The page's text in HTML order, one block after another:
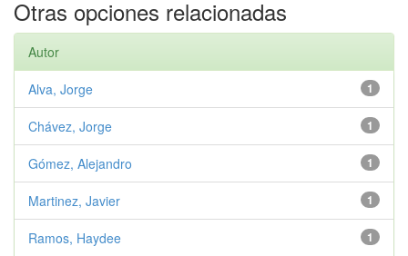
Otras opciones relacionadas
Autor
1
Alva, Jorge
1
Chávez, Jorge
1
Gómez, Alejandro
1
Martinez, Javier
1
Ramos, Haydee